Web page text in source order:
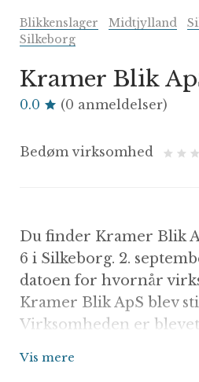
Blikkenslager Midtjylland
Silkeborg
Kramer Blik
0.0 (0 anmeldelser)
Bedøm virksomhed
Du finder Kramer Blik
6 i Silkeborg. 2.
datoen for hvornår
Kramer Blik ApS blev
Virksomheden er
Vis mere